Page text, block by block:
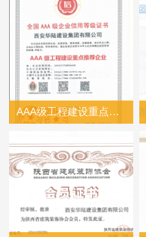
AAA级工程建设重点推荐企业